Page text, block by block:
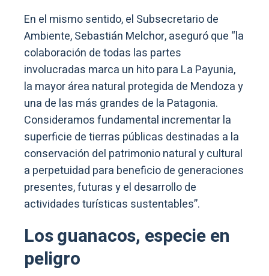
En el mismo sentido, el Subsecretario de
Ambiente, Sebastián Melchor, aseguró que “la
colaboración de todas las partes
involucradas marca un hito para La Payunia,
la mayor área natural protegida de Mendoza y
una de las más grandes de la Patagonia.
Consideramos fundamental incrementar la
superficie de tierras públicas destinadas a la
conservación del patrimonio natural y cultural
a perpetuidad para beneficio de generaciones
presentes, futuras y el desarrollo de
actividades turísticas sustentables”.
Los guanacos, especie en
peligro